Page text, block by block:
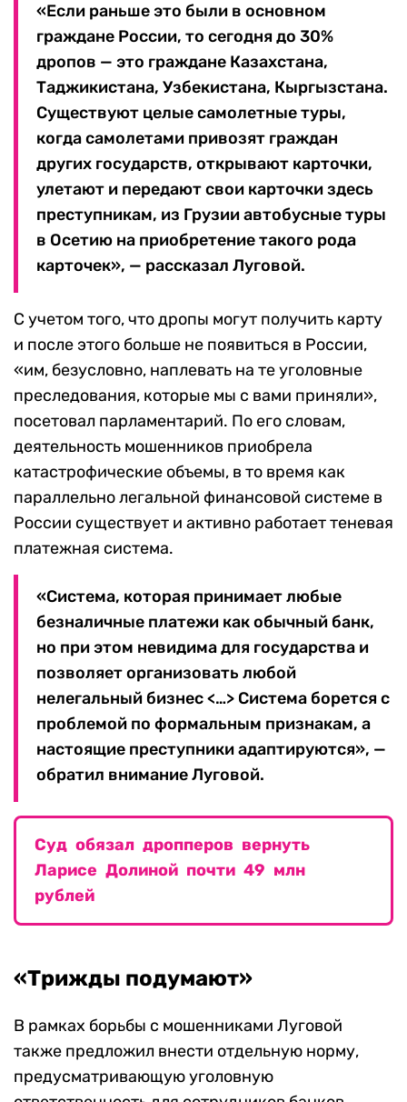
«Если раньше это были в основном
граждане России, то сегодня до 30%
дропов — это граждане Казахстана,
Таджикистана, Узбекистана, Кыргызстана.
Существуют целые самолетные туры,
когда самолетами привозят граждан
других государств, открывают карточки,
улетают и передают свои карточки здесь
преступникам, из Грузии автобусные туры
в Осетию на приобретение такого рода
карточек», — рассказал Луговой.
С учетом того, что дропы могут получить карту
и после этого больше не появиться в России,
«им, безусловно, наплевать на те уголовные
преследования, которые мы с вами приняли»,
посетовал парламентарий. По его словам,
деятельность мошенников приобрела
катастрофические объемы, в то время как
параллельно легальной финансовой системе в
России существует и активно работает теневая
платежная система.
«Система, которая принимает любые
безналичные платежи как обычный банк,
но при этом невидима для государства и
позволяет организовать любой
нелегальный бизнес <…> Система борется с
проблемой по формальным признакам, а
настоящие преступники адаптируются», —
обратил внимание Луговой.
Суд обязал дропперов вернуть
Ларисе Долиной почти 49 млн
рублей
«Трижды подумают»
В рамках борьбы с мошенниками Луговой
также предложил внести отдельную норму,
предусматривающую уголовную